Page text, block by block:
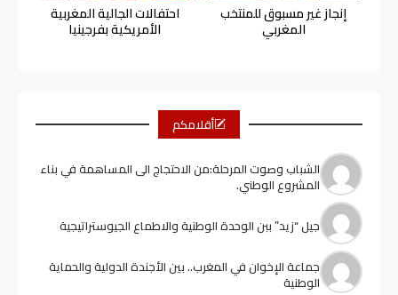
إنجاز غير مسبوق للمنتخب
المغربي
احتفالات الجالية المغربية
الأمريكية بفرجينيا
أقلامكم
الشباب وصوت المرحلة:من الاحتجاج الى المساهمة في بناء
المشروع الوطني.
جيل “زيد” ببن الوحدة الوطنية والاطماع الجيوستراتيجية
جماعة الإخوان في المغرب.. بين الأجندة الدولية والحماية
الوطنية